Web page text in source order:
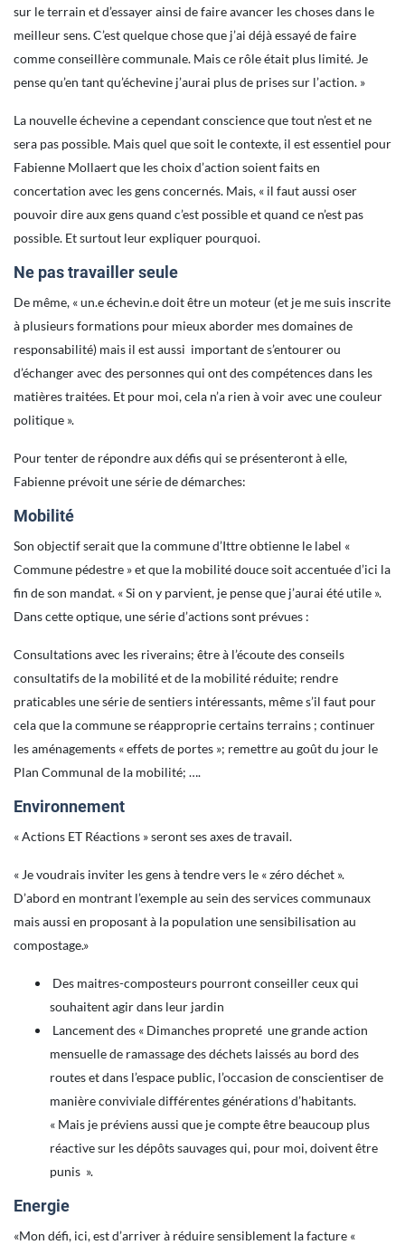
sur le terrain et d’essayer ainsi de faire avancer les choses dans le
meilleur sens. C’est quelque chose que j’ai déjà essayé de faire
comme conseillère communale. Mais ce rôle était plus limité. Je
pense qu’en tant qu’échevine j’aurai plus de prises sur l’action. »
La nouvelle échevine a cependant conscience que tout n’est et ne
sera pas possible. Mais quel que soit le contexte, il est essentiel pour
Fabienne Mollaert que les choix d’action soient faits en
concertation avec les gens concernés. Mais, « il faut aussi oser
pouvoir dire aux gens quand c’est possible et quand ce n’est pas
possible. Et surtout leur expliquer pourquoi.
Ne pas travailler seule
De même, « un.e échevin.e doit être un moteur (et je me suis inscrite
à plusieurs formations pour mieux aborder mes domaines de
responsabilité) mais il est aussi important de s’entourer ou
d’échanger avec des personnes qui ont des compétences dans les
matières traitées. Et pour moi, cela n’a rien à voir avec une couleur
politique ».
Pour tenter de répondre aux défis qui se présenteront à elle,
Fabienne prévoit une série de démarches:
Mobilité
Son objectif serait que la commune d’Ittre obtienne le label «
Commune pédestre » et que la mobilité douce soit accentuée d’ici la
fin de son mandat. « Si on y parvient, je pense que j’aurai été utile ».
Dans cette optique, une série d’actions sont prévues :
Consultations avec les riverains; être à l’écoute des conseils
consultatifs de la mobilité et de la mobilité réduite; rendre
praticables une série de sentiers intéressants, même s’il faut pour
cela que la commune se réapproprie certains terrains ; continuer
les aménagements « effets de portes »; remettre au goût du jour le
Plan Communal de la mobilité; ….
Environnement
« Actions ET Réactions » seront ses axes de travail.
« Je voudrais inviter les gens à tendre vers le « zéro déchet ».
D’abord en montrant l’exemple au sein des services communaux
mais aussi en proposant à la population une sensibilisation au
compostage.»
Des maitres-composteurs pourront conseiller ceux qui
souhaitent agir dans leur jardin
Lancement des « Dimanches propreté une grande action
mensuelle de ramassage des déchets laissés au bord des
routes et dans l’espace public, l’occasion de conscientiser de
manière conviviale différentes générations d’habitants.
« Mais je préviens aussi que je compte être beaucoup plus
réactive sur les dépôts sauvages qui, pour moi, doivent être
punis ».
Energie
«Mon défi, ici, est d’arriver à réduire sensiblement la facture «